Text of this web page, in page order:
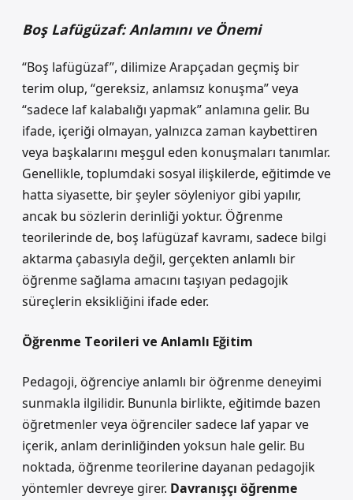
Boş Lafügüzaf: Anlamını ve Önemi
“Boş lafügüzaf”, dilimize Arapçadan geçmiş bir
terim olup, “gereksiz, anlamsız konuşma” veya
“sadece laf kalabalığı yapmak” anlamına gelir. Bu
ifade, içeriği olmayan, yalnızca zaman kaybettiren
veya başkalarını meşgul eden konuşmaları tanımlar.
Genellikle, toplumdaki sosyal ilişkilerde, eğitimde ve
hatta siyasette, bir şeyler söyleniyor gibi yapılır,
ancak bu sözlerin derinliği yoktur. Öğrenme
teorilerinde de, boş lafügüzaf kavramı, sadece bilgi
aktarma çabasıyla değil, gerçekten anlamlı bir
öğrenme sağlama amacını taşıyan pedagojik
süreçlerin eksikliğini ifade eder.
Öğrenme Teorileri ve Anlamlı Eğitim
Pedagoji, öğrenciye anlamlı bir öğrenme deneyimi
sunmakla ilgilidir. Bununla birlikte, eğitimde bazen
öğretmenler veya öğrenciler sadece laf yapar ve
içerik, anlam derinliğinden yoksun hale gelir. Bu
noktada, öğrenme teorilerine dayanan pedagojik
yöntemler devreye girer. Davranışçı öğrenme